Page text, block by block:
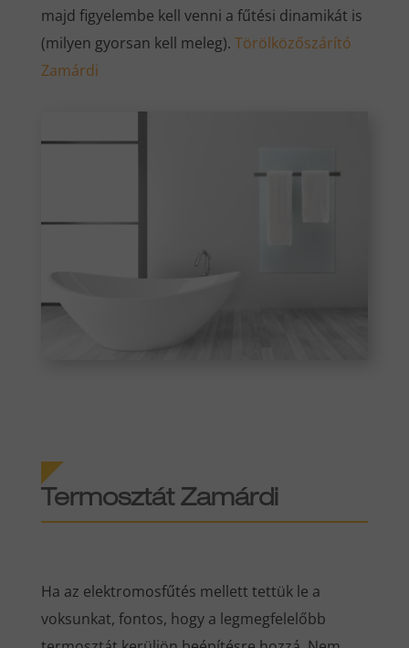
majd figyelembe kell venni a fűtési dinamikát is
(milyen gyorsan kell meleg). Törölközőszárító
Zamárdi
Termosztát Zamárdi
Ha az elektromosfűtés mellett tettük le a
voksunkat, fontos, hogy a legmegfelelőbb